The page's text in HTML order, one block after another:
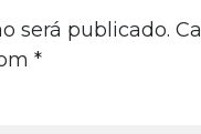
será publicado.
*